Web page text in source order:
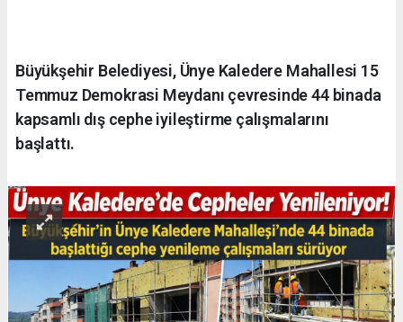
Büyükşehir Belediyesi, Ünye Kaledere Mahallesi 15
Temmuz Demokrasi Meydanı çevresinde 44 binada
kapsamlı dış cephe iyileştirme çalışmalarını
başlattı.